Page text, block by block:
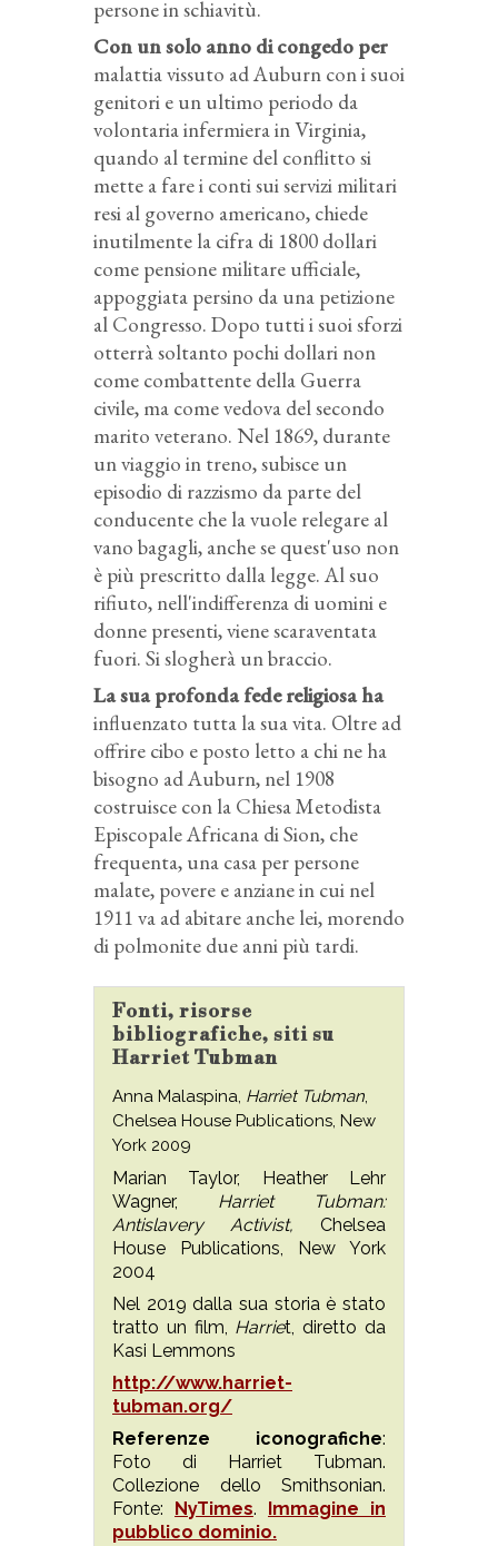
persone in schiavitù.
Con un solo anno di congedo per
malattia vissuto ad Auburn con i suoi
genitori e un ultimo periodo da
volontaria infermiera in Virginia,
quando al termine del conflitto si
mette a fare i conti sui servizi militari
resi al governo americano, chiede
inutilmente la cifra di 1800 dollari
come pensione militare ufficiale,
appoggiata persino da una petizione
al Congresso. Dopo tutti i suoi sforzi
otterrà soltanto pochi dollari non
come combattente della Guerra
civile, ma come vedova del secondo
marito veterano. Nel 1869, durante
un viaggio in treno, subisce un
episodio di razzismo da parte del
conducente che la vuole relegare al
vano bagagli, anche se quest'uso non
è più prescritto dalla legge. Al suo
rifiuto, nell'indifferenza di uomini e
donne presenti, viene scaraventata
fuori. Si slogherà un braccio.
La sua profonda fede religiosa ha
influenzato tutta la sua vita. Oltre ad
offrire cibo e posto letto a chi ne ha
bisogno ad Auburn, nel 1908
costruisce con la Chiesa Metodista
Episcopale Africana di Sion, che
frequenta, una casa per persone
malate, povere e anziane in cui nel
1911 va ad abitare anche lei, morendo
di polmonite due anni più tardi.
Fonti, risorse
bibliografiche, siti su
Harriet Tubman
Anna Malaspina, Harriet Tubman,
Chelsea House Publications, New
York 2009
Marian Taylor, Heather Lehr
Wagner, Harriet Tubman:
Antislavery Activist, Chelsea
House Publications, New York
2004
Nel 2019 dalla sua storia è stato
tratto un film, Harriet, diretto da
Kasi Lemmons
http://www.harriet-
tubman.org/
Referenze iconografiche:
Foto di Harriet Tubman.
Collezione dello Smithsonian.
Fonte: NyTimes. Immagine in
pubblico dominio.